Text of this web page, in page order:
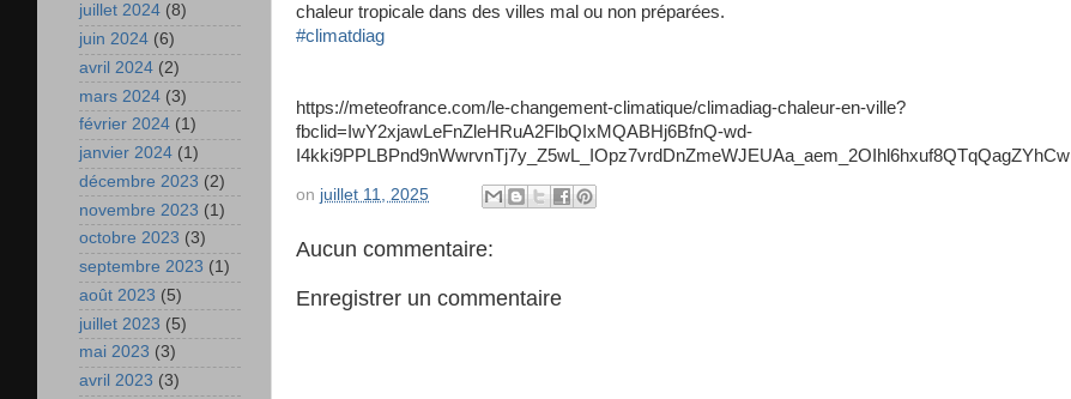
chaleur tropicale dans des villes mal ou non préparées.
#climatdiag
https://meteofrance.com/le-changement-climatique/climadiag-chaleur-en-ville?
fbclid=IwY2xjawLeFnZleHRuA2FlbQIxMQABHj6BfnQ-wd-
I4kki9PPLBPnd9nWwrvnTj7y_Z5wL_IOpz7vrdDnZmeWJEUAa_aem_2OIhl6hxuf8QTqQagZYhCw
on juillet 11, 2025
Aucun commentaire:
Enregistrer un commentaire
juillet 2024 (8)
juin 2024 (6)
avril 2024 (2)
mars 2024 (3)
février 2024 (1)
janvier 2024 (1)
décembre 2023 (2)
novembre 2023 (1)
octobre 2023 (3)
septembre 2023 (1)
août 2023 (5)
juillet 2023 (5)
mai 2023 (3)
avril 2023 (3)